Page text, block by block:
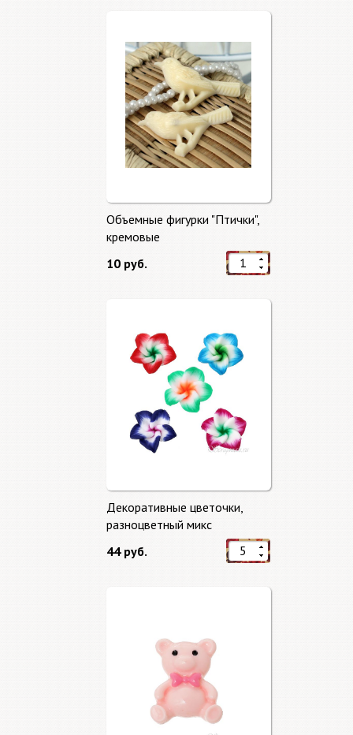
Объемные фигурки "Птички",
кремовые
10 руб.
Декоративные цветочки,
разноцветный микс
44 руб.